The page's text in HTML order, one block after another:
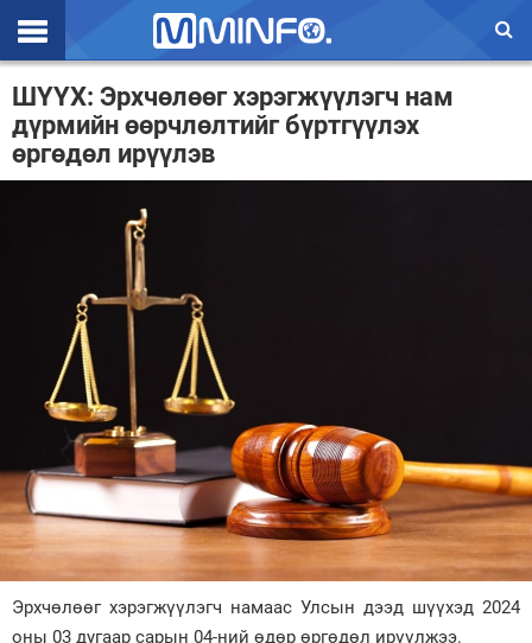
Эхлэл
Цаг агаар
Валют ханш
Үзэл бодол
Спорт
Нийгэм
Дэлхий
Энтертайнмэнт
Зурхай
ШҮҮХ: Эрхчөлөөг хэрэгжүүлэгч нам
дүрмийн өөрчлөлтийг бүртгүүлэх
өргөдөл ирүүлэв
Эрхчөлөөг хэрэгжүүлэгч намаас Улсын дээд шүүхэд 2024
оны 03 дугаар сарын 04-ний өдөр өргөдөл ирүүлжээ.